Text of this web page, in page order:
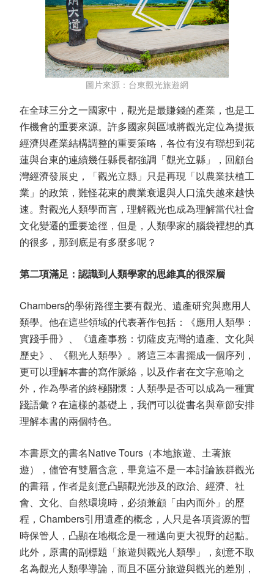
圖片來源：台東觀光旅遊網
在全球三分之一國家中，觀光是最賺錢的產業，也是工
作機會的重要來源。許多國家與區域將觀光定位為提振
經濟與產業結構調整的重要策略，各位有沒有聯想到花
蓮與台東的連續幾任縣長都強調「觀光立縣」，回顧台
灣經濟發展史，「觀光立縣」只是再現「以農業扶植工
業」的政策，難怪花東的農業衰退與人口流失越來越快
速。對觀光人類學而言，理解觀光也成為理解當代社會
文化變遷的重要途徑，但是，人類學家的腦袋裡想的真
的很多，那到底是有多麼多呢？
第二項滿足：認識到人類學家的思維真的很深層
Chambers的學術路徑主要有觀光、遺產研究與應用人
類學。他在這些領域的代表著作包括：《應用人類學：
實踐手冊》、《遺產事務：切薩皮克灣的遺產、文化與
歷史》、《觀光人類學》。將這三本書擺成一個序列，
更可以理解本書的寫作脈絡，以及作者在文字意喻之
外，作為學者的終極關懷：人類學是否可以成為一種實
踐語彙？在這樣的基礎上，我們可以從書名與章節安排
理解本書的兩個特色。
本書原文的書名Native Tours（本地旅遊、土著旅
遊），儘管有雙層含意，畢竟這不是一本討論族群觀光
的書籍，作者是刻意凸顯觀光涉及的政治、經濟、社
會、文化、自然環境時，必須兼顧「由內而外」的歷
程，Chambers引用遺產的概念，人只是各項資源的暫
時保管人，凸顯在地概念是一種邁向更大視野的起點。
此外，原書的副標題「旅遊與觀光人類學」，刻意不取
名為觀光人類學導論，而且不區分旅遊與觀光的差別，